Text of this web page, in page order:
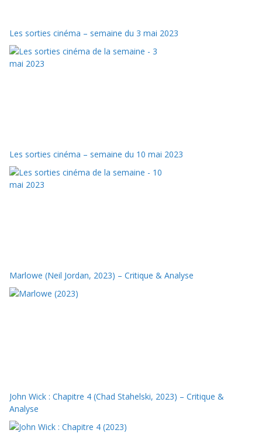
Les sorties cinéma – semaine du 3 mai 2023
Les sorties cinéma – semaine du 10 mai 2023
Marlowe (Neil Jordan, 2023) – Critique & Analyse
John Wick : Chapitre 4 (Chad Stahelski, 2023) – Critique &
Analyse